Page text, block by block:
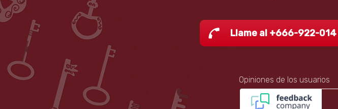
Llame al +666-922-014
Opiniones de los usuarios